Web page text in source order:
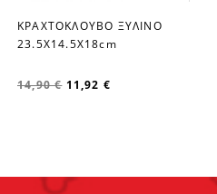
favorite_border
ΚΡΑΧΤΟΚΛΟΥΒΟ ΞΥΛΙΝΟ
23.5Χ14.5Χ18cm
14,90 € 11,92 €